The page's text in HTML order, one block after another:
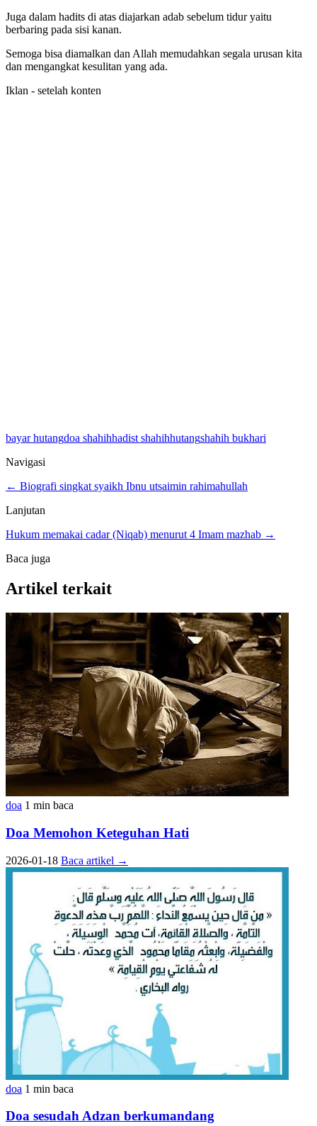
Juga dalam hadits di atas diajarkan adab sebelum tidur yaitu
berbaring pada sisi kanan.
Semoga bisa diamalkan dan Allah memudahkan segala urusan kita
dan mengangkat kesulitan yang ada.
Iklan - setelah konten
bayar hutangdoa shahihhadist shahihhutangshahih bukhari
Navigasi
← Biografi singkat syaikh Ibnu utsaimin rahimahullah
Lanjutan
Hukum memakai cadar (Niqab) menurut 4 Imam mazhab →
Baca juga
Artikel terkait
doa 1 min baca
Doa Memohon Keteguhan Hati
2026-01-18 Baca artikel →
doa 1 min baca
Doa sesudah Adzan berkumandang